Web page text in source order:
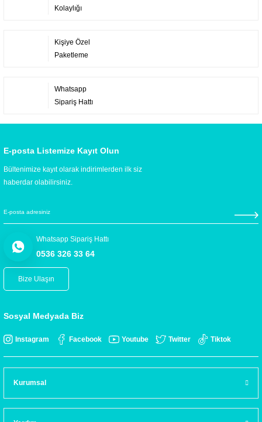
Kolaylığı
Kişiye Özel
Paketleme
Whatsapp
Sipariş Hattı
E-posta Listemize Kayıt Olun
Bültenimize kayıt olarak indirimlerden ilk siz
haberdar olabilirsiniz.
Whatsapp Sipariş Hattı
0536 326 33 64
Bize Ulaşın
Sosyal Medyada Biz
Instagram Facebook Youtube Twitter Tiktok
Kurumsal